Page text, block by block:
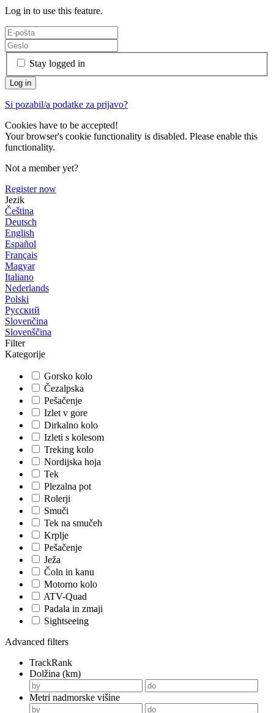
Log in to use this feature.
Stay logged in
Si pozabil/a podatke za prijavo?
Cookies have to be accepted!
Your browser's cookie functionality is disabled. Please enable this
functionality.
Not a member yet?
Register now
Jezik
Čeština
Deutsch
English
Español
Français
Magyar
Italiano
Nederlands
Polski
Русский
Slovenčina
Slovenščina
Filter
Kategorije
Gorsko kolo
Čezalpska
Pešačenje
Izlet v gore
Dirkalno kolo
Izleti s kolesom
Treking kolo
Nordijska hoja
Tek
Plezalna pot
Rolerji
Smuči
Tek na smučeh
Krplje
Pešačenje
Ježa
Čoln in kanu
Motorno kolo
ATV-Quad
Padala in zmaji
Sightseeing
Advanced filters
TrackRank
Dolžina (km)
Metri nadmorske višine